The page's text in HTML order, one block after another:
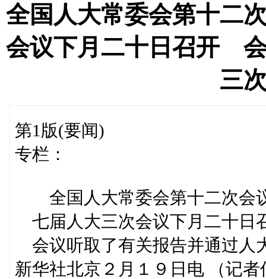
全国人大常委会第十二
会议下月二十日召开
三
第1版(要闻)
专栏：
全国人大常委会第十二次会
七届人大三次会议下月二十日
会议听取了有关报告并通过人
新华社北京２月１９日电 （记